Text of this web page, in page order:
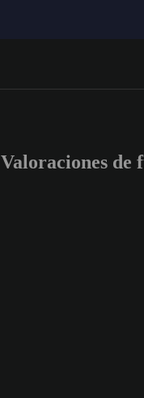
Valoraciones de